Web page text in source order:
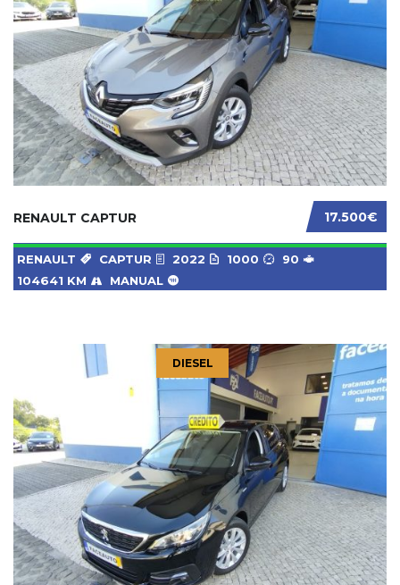
17.500€
RENAULT CAPTUR
RENAULT CAPTUR 2022 1000
90
104641 KM
MANUAL
DIESEL